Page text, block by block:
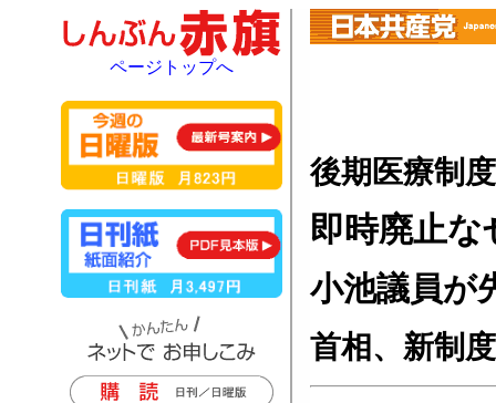
後期医療制
即時廃止な
小池議員が
首相、新制
ページトップへ